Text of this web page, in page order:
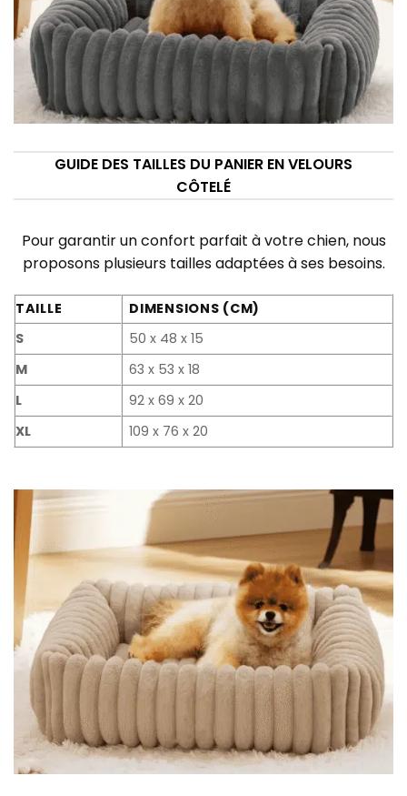
GUIDE DES TAILLES DU PANIER EN VELOURS
CÔTELÉ
Pour garantir un confort parfait à votre chien, nous
proposons plusieurs tailles adaptées à ses besoins.
TAILLE
DIMENSIONS (CM)
S
50 x 48 x 15
M
63 x 53 x 18
L
92 x 69 x 20
XL
109 x 76 x 20